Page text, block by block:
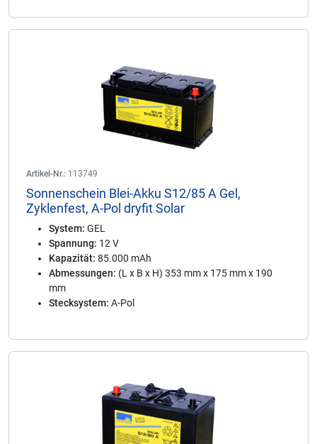
Artikel-Nr.: 113749
Sonnenschein Blei-Akku S12/85 A Gel,
Zyklenfest, A-Pol dryfit Solar
System: GEL
Spannung: 12 V
Kapazität: 85.000 mAh
Abmessungen: (L x B x H) 353 mm x 175 mm x 190
mm
Stecksystem: A-Pol